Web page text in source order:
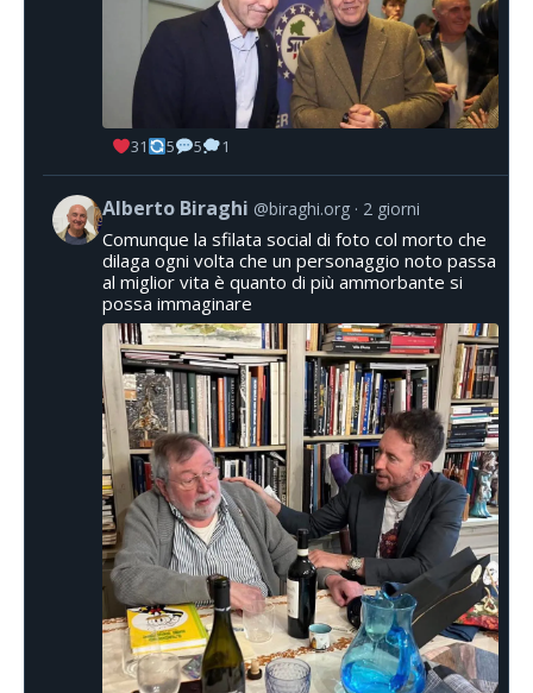
31 5 5 1
Alberto Biraghi @biraghi.org 2 giorni
Comunque la sfilata social di foto col morto che
dilaga ogni volta che un personaggio noto passa
al miglior vita è quanto di più ammorbante si
possa immaginare